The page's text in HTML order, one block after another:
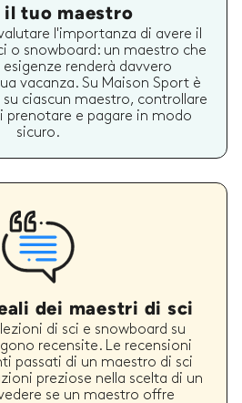
il tuo maestro
l'importanza di avere il
o snowboard: un maestro che
renderà davvero
vacanza. Su Maison Sport è
ciascun maestro, controllare
prenotare e pagare in modo
sicuro.
dei maestri di sci
di sci e snowboard su
recensite. Le recensioni
passati di un maestro di sci
preziose nella scelta di un
se un maestro offre